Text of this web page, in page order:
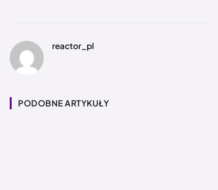
reactor_pl
PODOBNE ARTYKUŁY